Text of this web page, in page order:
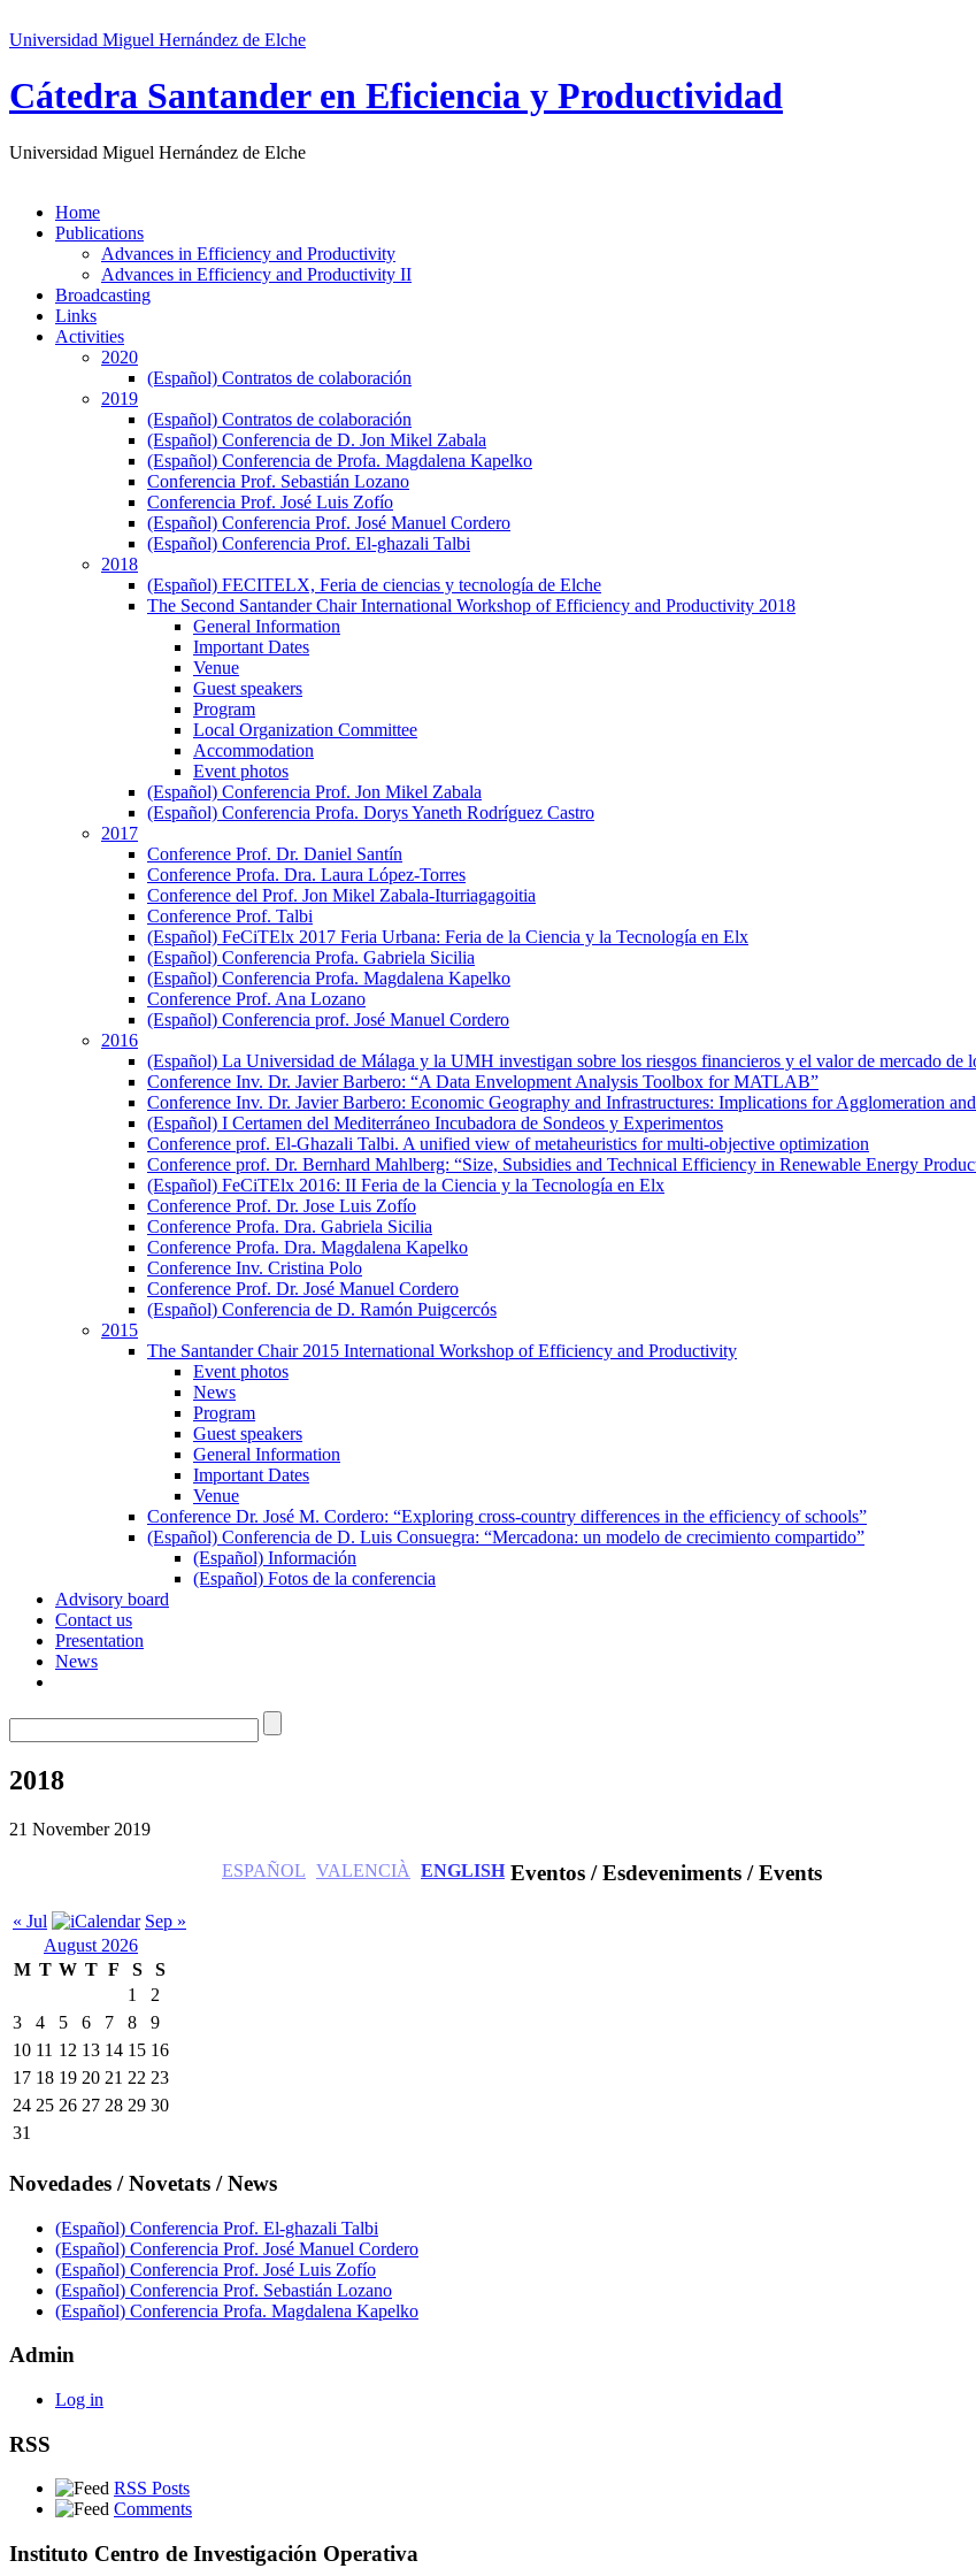
Universidad Miguel Hernández de Elche
Cátedra Santander en Eficiencia y Productividad
Universidad Miguel Hernández de Elche
Home
Publications
Advances in Efficiency and Productivity
Advances in Efficiency and Productivity II
Broadcasting
Links
Activities
2020
(Español) Contratos de colaboración
2019
(Español) Contratos de colaboración
(Español) Conferencia de D. Jon Mikel Zabala
(Español) Conferencia de Profa. Magdalena Kapelko
Conferencia Prof. Sebastián Lozano
Conferencia Prof. José Luis Zofío
(Español) Conferencia Prof. José Manuel Cordero
(Español) Conferencia Prof. El-ghazali Talbi
2018
(Español) FECITELX, Feria de ciencias y tecnología de Elche
The Second Santander Chair International Workshop of Efficiency and Productivity 2018
General Information
Important Dates
Venue
Guest speakers
Program
Local Organization Committee
Accommodation
Event photos
(Español) Conferencia Prof. Jon Mikel Zabala
(Español) Conferencia Profa. Dorys Yaneth Rodríguez Castro
2017
Conference Prof. Dr. Daniel Santín
Conference Profa. Dra. Laura López-Torres
Conference del Prof. Jon Mikel Zabala-Iturriagagoitia
Conference Prof. Talbi
(Español) FeCiTElx 2017 Feria Urbana: Feria de la Ciencia y la Tecnología en Elx
(Español) Conferencia Profa. Gabriela Sicilia
(Español) Conferencia Profa. Magdalena Kapelko
Conference Prof. Ana Lozano
(Español) Conferencia prof. José Manuel Cordero
2016
(Español) La Universidad de Málaga y la UMH investigan sobre los riesgos financieros y el valor de mercado de
Conference Inv. Dr. Javier Barbero: “A Data Envelopment Analysis Toolbox for MATLAB”
Conference Inv. Dr. Javier Barbero: Economic Geography and Infrastructures: Implications for Agglomeration
(Español) I Certamen del Mediterráneo Incubadora de Sondeos y Experimentos
Conference prof. El-Ghazali Talbi. A unified view of metaheuristics for multi-objective optimization
Conference prof. Dr. Bernhard Mahlberg: “Size, Subsidies and Technical Efficiency in Renewable Energy
(Español) FeCiTElx 2016: II Feria de la Ciencia y la Tecnología en Elx
Conference Prof. Dr. Jose Luis Zofío
Conference Profa. Dra. Gabriela Sicilia
Conference Profa. Dra. Magdalena Kapelko
Conference Inv. Cristina Polo
Conference Prof. Dr. José Manuel Cordero
(Español) Conferencia de D. Ramón Puigcercós
2015
The Santander Chair 2015 International Workshop of Efficiency and Productivity
Event photos
News
Program
Guest speakers
General Information
Important Dates
Venue
Conference Dr. José M. Cordero: “Exploring cross-country differences in the efficiency of schools”
(Español) Conferencia de D. Luis Consuegra: “Mercadona: un modelo de crecimiento compartido”
(Español) Información
(Español) Fotos de la conferencia
Advisory board
Contact us
Presentation
News
2018
21 November 2019
ESPAÑOL VALENCIÀ ENGLISH Eventos / Esdeveniments / Events
« Jul
Sep »
August 2026
M T W T F S
S
1
2
3
4 5 6 7 8
9
10 11 12 13 14 15 16
17 18 19 20 21 22 23
24 25 26 27 28 29 30
31
Novedades / Novetats / News
(Español) Conferencia Prof. El-ghazali Talbi
(Español) Conferencia Prof. José Manuel Cordero
(Español) Conferencia Prof. José Luis Zofío
(Español) Conferencia Prof. Sebastián Lozano
(Español) Conferencia Profa. Magdalena Kapelko
Admin
Log in
RSS
RSS Posts
Comments
Instituto Centro de Investigación Operativa